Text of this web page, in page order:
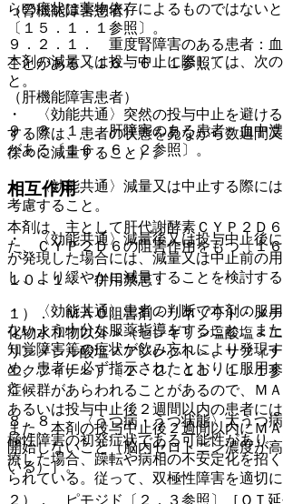
（腎機能障害患者）
９．２．１． 重度腎障害のある患者：
ことがある〔１６．６．１参照〕。
（肝機能障害患者）
９．３．１． 肝障害のある患者：血中
がある〔１６．６．２参照〕。
相互作用
本剤は、主として肝代謝酵素ＣＹＰ２Ｄ
た、ＣＹＰ２Ｄ６の阻害作用をもつ〔１
１０．１． 併用禁忌：
１）． ＭＡＯ阻害剤＜リネゾリド・メ
化物水和物以外＞（セレギリン塩酸塩＜
リンメシル酸塩＜アジレクト＞、サフィ
エクフィナ＞）〔２．２、１１．１．１
症候群があらわれることがあるので、Ｍ
あるいは投与中止後２週間以内の患者には
また、本剤の投与中止後２週間以内にＭ
開始しないこと（脳内セロトニン濃度が
いる）］。
２）． ピモジド〔２．３参照〕［ＱＴ
らの症状は薬物依存によるものではない
〔１５．１．１参照〕。
本剤の減量又は投与中止に際しては、次
と。
・ 〈効能共通〉突然の投与中止を避け
する際は、患者の状態を見ながら数週間
徐々に減量すること）。
・ 〈効能共通〉減量又は中止する際に
考慮すること。
・ 〈効能共通〉減量後又は投与中止後
が発現した場合には、減量又は中止前の
し、より緩やかに減量することを検討する
・ 〈効能共通〉患者の判断で本剤の服
ないよう十分な服薬指導をすること。ま
知覚障害等の症状が飲み忘れにより発現
め、患者に必ず指示されたとおりに服用
と。
８．８． 〈うつ病・うつ状態〉大うつ
極性障害の初発症状である可能性があり
療した場合、躁転や病相の不安定化を招
られている。従って、双極性障害を適切に